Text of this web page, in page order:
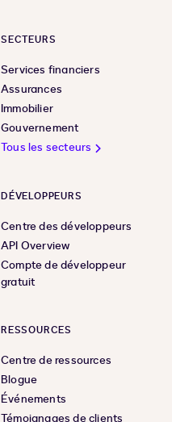
SECTEURS
Services financiers
Assurances
Immobilier
Gouvernement
Tous les secteurs
DÉVELOPPEURS
Centre des développeurs
API Overview
Compte de développeur
gratuit
RESSOURCES
Centre de ressources
Blogue
Événements
Témoignages de clients